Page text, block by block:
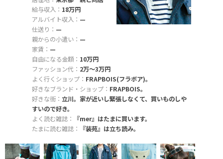
給与収入： 18万円
アルバイト収入： —
仕送り： —
親からの小遣い： —
家賃： —
自由になる金額： 10万円
ファッション代： 2万〜3万円
よく行くショップ： FRAPBOIS(フラボア)。
好きなブランド・ショップ： FRAPBOIS。
好きな街： 立川。家が近いし緊張しなくて、買いものしや
すいので好き。
よく読む雑誌：
『mer』はたまに買います。
たまに読む雑誌：
『装苑』は立ち読み。